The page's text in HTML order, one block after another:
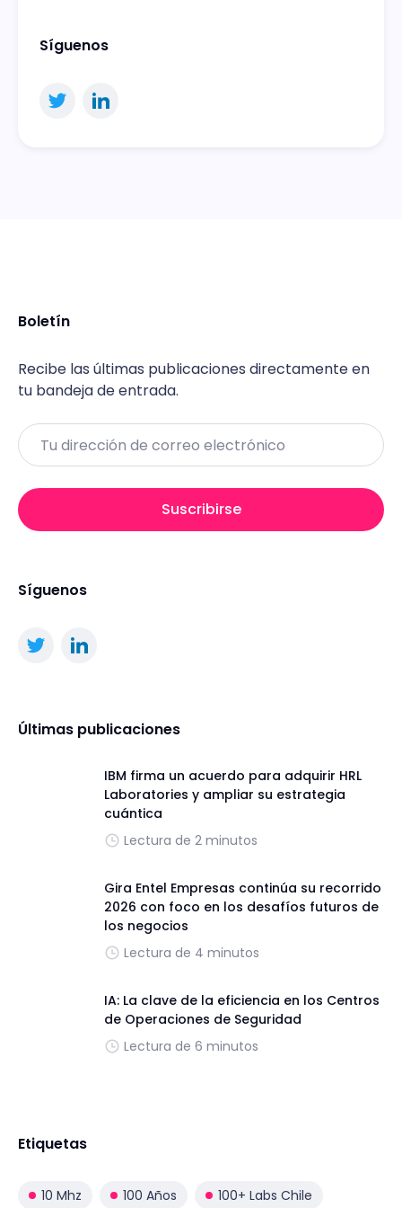
Síguenos
Boletín
Recibe las últimas publicaciones directamente en
tu bandeja de entrada.
Email
Suscribirse
Síguenos
Últimas publicaciones
IBM firma un acuerdo para adquirir HRL
Laboratories y ampliar su estrategia
cuántica
Lectura de 2 minutos
Gira Entel Empresas continúa su recorrido
2026 con foco en los desafíos futuros de
los negocios
Lectura de 4 minutos
IA: La clave de la eficiencia en los Centros
de Operaciones de Seguridad
Lectura de 6 minutos
Etiquetas
10 Mhz 100 Años 100+ Labs Chile